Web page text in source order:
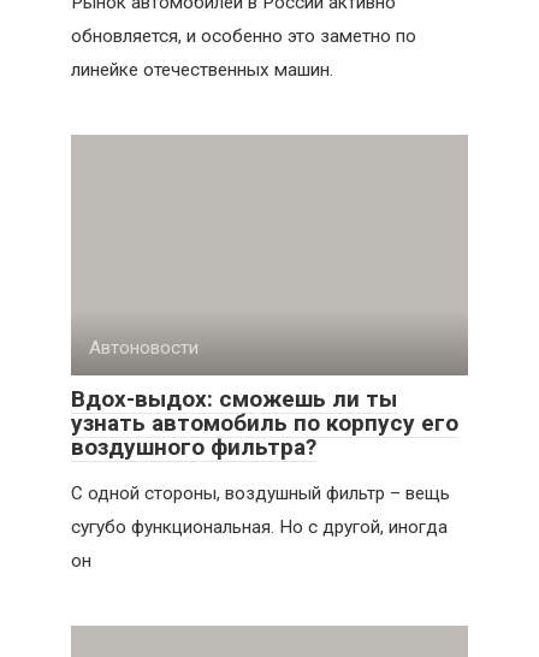
обновляется, и особенно это заметно по
линейке отечественных машин.
Автоновости
Вдох-выдох: сможешь ли ты
узнать автомобиль по корпусу его
воздушного фильтра?
С одной стороны, воздушный фильтр – вещь
сугубо функциональная. Но с другой, иногда
он